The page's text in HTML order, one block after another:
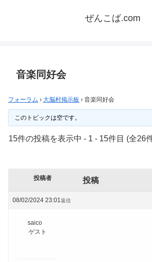
ぜんこば.com
音楽同好会
フォーラム › 大脳村掲示板 › 音楽同好会
このトピックは空です。
15件の投稿を表示中 - 1 - 15件目 (全26
投稿者 投稿
08/02/2024 23:01返信
saico
ゲスト